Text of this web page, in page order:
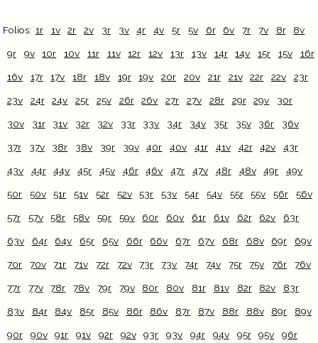
Folios: 1r 1v 2r 2v 3r 3v 4r 4v 5r 5v 6r 6v 7r 7v 8r 8v
9r 9v 10r 10v 11r 11v 12r 12v 13r 13v 14r 14v 15r 15v 16r
16v 17r 17v 18r 18v 19r 19v 20r 20v 21r 21v 22r 22v 23r
23v 24r 24v 25r 25v 26r 26v 27r 27v 28r 29r 29v 30r
30v 31r 31v 32r 32v 33r 33v 34r 34v 35r 35v 36r 36v
37r 37v 38r 38v 39r 39v 40r 40v 41r 41v 42r 42v 43r
43v 44r 44v 45r 45v 46r 46v 47r 47v 48r 48v 49r 49v
50r 50v 51r 51v 52r 52v 53r 53v 54r 54v 55r 55v 56r 56v
57r 57v 58r 58v 59r 59v 60r 60v 61r 61v 62r 62v 63r
63v 64r 64v 65r 65v 66r 66v 67r 67v 68r 68v 69r 69v
70r 70v 71r 71v 72r 72v 73r 73v 74r 74v 75r 75v 76r 76v
77r 77v 78r 78v 79r 79v 80r 80v 81r 81v 82r 82v 83r
83v 84r 84v 85r 85v 86r 86v 87r 87v 88r 88v 89r 89v
90r 90v 91r 91v 92r 92v 93r 93v 94r 94v 95r 95v 96r